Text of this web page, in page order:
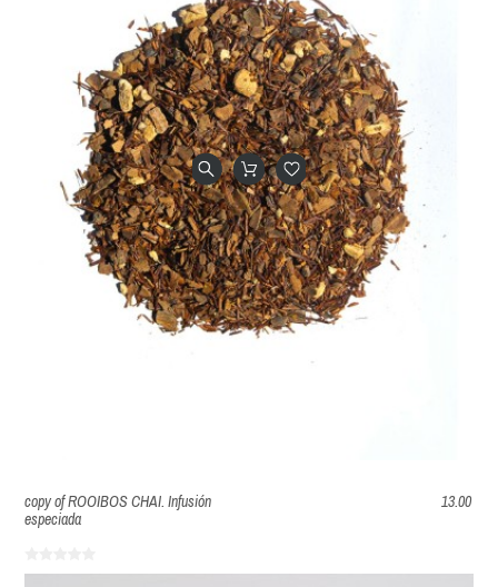
copy of ROOIBOS CHAI. Infusión
especiada
13.00